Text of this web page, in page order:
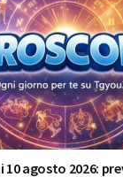
agosto 2026: